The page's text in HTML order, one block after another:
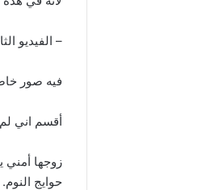
– الفيديو
فيه صور
أقسم اني
زوجها أمني
حوايج النوم.